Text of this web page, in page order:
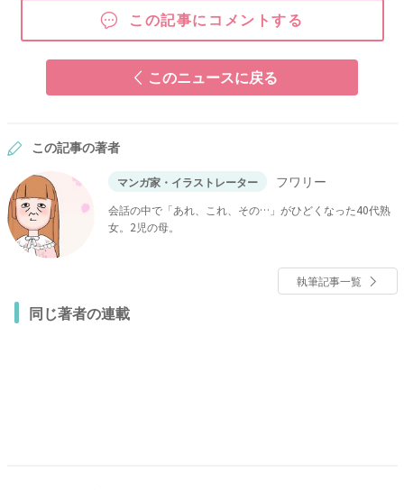
この記事にコメントする
このニュースに戻る
この記事の著者
マンガ家・イラストレーター フワリー
会話の中で「あれ、これ、その…」がひどくなった40代熟
女。2児の母。
執筆記事一覧
同じ著者の連載